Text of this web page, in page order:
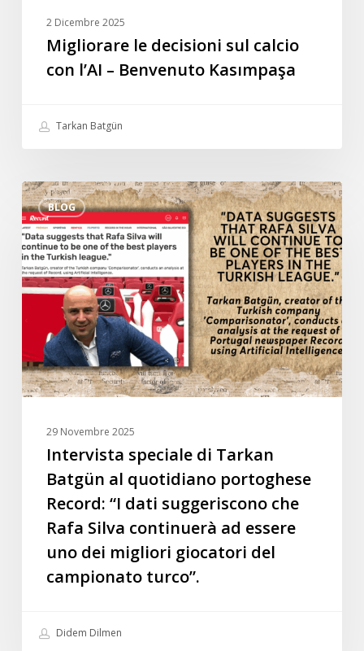
2 Dicembre 2025
Migliorare le decisioni sul calcio
con l’AI – Benvenuto Kasımpaşa
Tarkan Batgün
BLOG
Intervista
speciale
di
Tarkan
Batgün
al
quotidiano
portoghese
Record:
“I
dati
continuerà
essere
giocatori
29 Novembre 2025
Intervista speciale di Tarkan
Batgün al quotidiano portoghese
Record: “I dati suggeriscono che
Rafa Silva continuerà ad essere
uno dei migliori giocatori del
campionato turco”.
Didem Dilmen